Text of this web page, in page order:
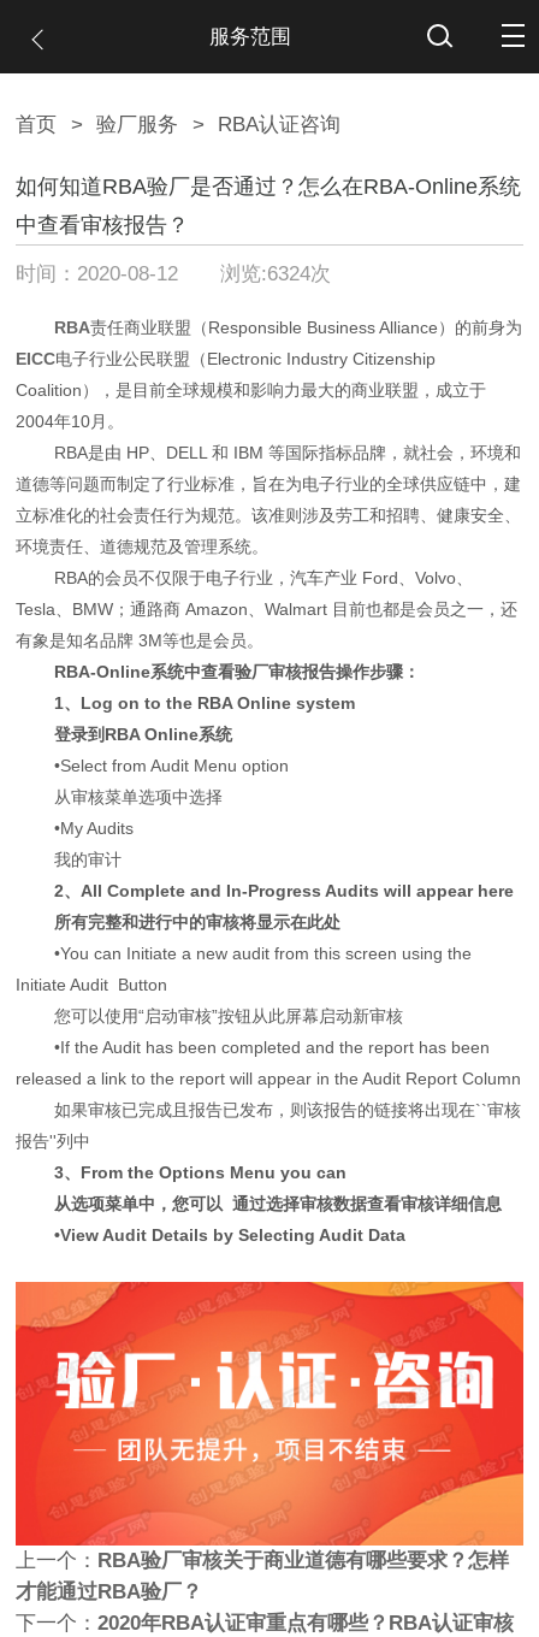
服务范围
首页 > 验厂服务 > RBA认证咨询
如何知道RBA验厂是否通过？怎么在RBA-Online系统
中查看审核报告？
时间：2020-08-12 浏览:6324次
RBA责任商业联盟（Responsible Business Alliance）的前身为
EICC电子行业公民联盟（Electronic Industry Citizenship
Coalition），是目前全球规模和影响力最大的商业联盟，成立于
2004年10月。
RBA是由 HP、DELL 和 IBM 等国际指标品牌，就社会，环境和
道德等问题而制定了行业标准，旨在为电子行业的全球供应链中，建
立标准化的社会责任行为规范。该准则涉及劳工和招聘、健康安全、
环境责任、道德规范及管理系统。
RBA的会员不仅限于电子行业，汽车产业 Ford、Volvo、
Tesla、BMW；通路商 Amazon、Walmart 目前也都是会员之一，还
有象是知名品牌 3M等也是会员。
RBA-Online系统中查看验厂审核报告操作步骤：
1、Log on to the RBA Online system
登录到RBA Online系统
•Select from Audit Menu option
从审核菜单选项中选择
•My Audits
我的审计
2、All Complete and In-Progress Audits will appear here
所有完整和进行中的审核将显示在此处
•You can Initiate a new audit from this screen using the
Initiate Audit Button
您可以使用“启动审核”按钮从此屏幕启动新审核
•If the Audit has been completed and the report has been
released a link to the report will appear in the Audit Report Column
如果审核已完成且报告已发布，则该报告的链接将出现在``审核
报告''列中
3、From the Options Menu you can
从选项菜单中，您可以 通过选择审核数据查看审核详细信息
•View Audit Details by Selecting Audit Data
上一个： RBA验厂审核关于商业道德有哪些要求？怎样
才能通过RBA验厂？
下一个：2020年RBA认证审重点有哪些？RBA认证审核